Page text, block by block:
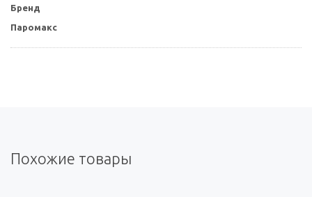
Бренд
Паромакс
Похожие товары